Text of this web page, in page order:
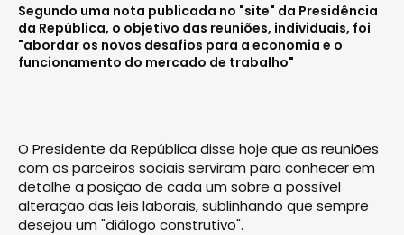
Segundo uma nota publicada no "site" da Presidência
da República, o objetivo das reuniões, individuais, foi
"abordar os novos desafios para a economia e o
funcionamento do mercado de trabalho"
O Presidente da República disse hoje que as reuniões
com os parceiros sociais serviram para conhecer em
detalhe a posição de cada um sobre a possível
alteração das leis laborais, sublinhando que sempre
desejou um "diálogo construtivo".